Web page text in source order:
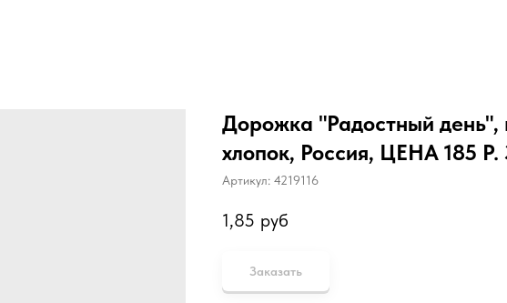
Дорожка "Радостный
хлопок, Россия, ЦЕНА 185
Артикул: 4219116
1,85 руб
Заказать